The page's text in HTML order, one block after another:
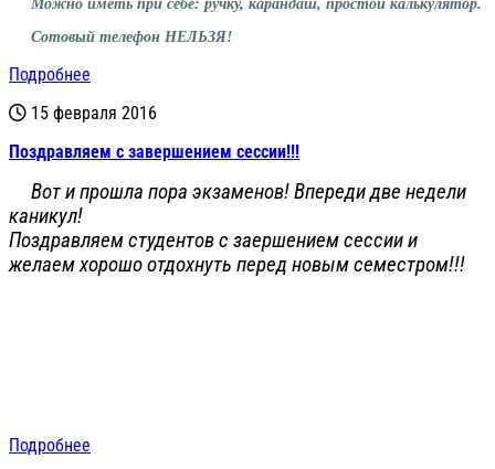
Можно иметь при себе: ручку, карандаш, простой калькулятор.
Сотовый телефон НЕЛЬЗЯ!
Подробнее
15 февраля 2016
Поздравляем с завершением сессии!!!
Вот и прошла пора экзаменов! Впереди две недели
каникул!
Поздравляем студентов с заершением сессии и
желаем хорошо отдохнуть перед новым семестром!!!
Подробнее